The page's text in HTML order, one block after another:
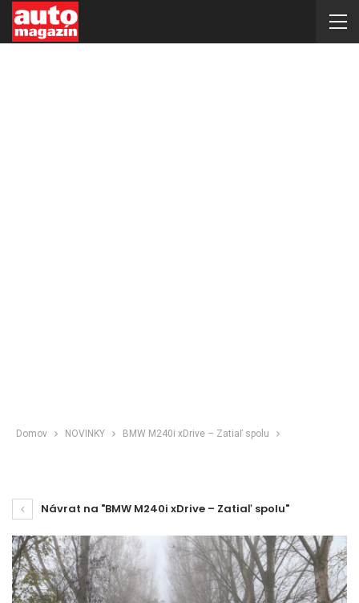
Domov NOVINKY BMW M240i xDrive – Zatiaľ spolu
Návrat na "BMW M240i xDrive – Zatiaľ spolu"